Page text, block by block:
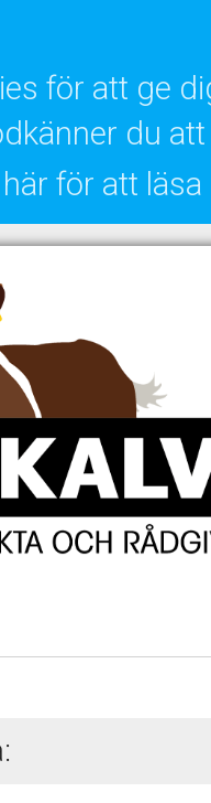
för att ge
du
här för att